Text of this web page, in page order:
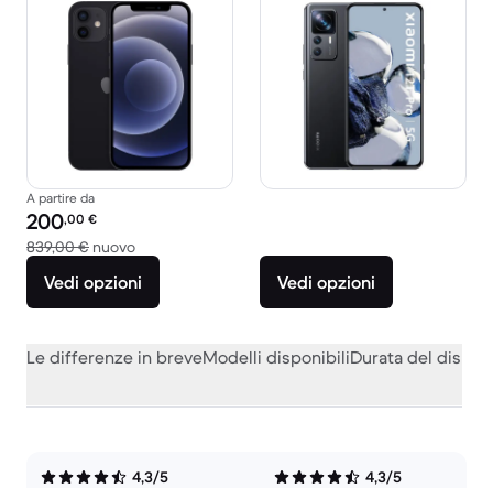
A partire da
Prezzo del ricondizionato:
200,00 €
839,00 € nuovoRispetto a 839,00 € del nuovo
Vedi opzioni Vedi opzioni
Le differenze in breveModelli disponibiliDurata del
4,3/5
4,3/5